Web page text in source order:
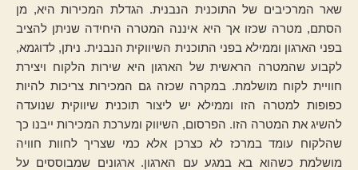
שאר המרכיבים של התוכנית הנבנית. הגדלת המכירות היא, מן
הסתם, מטרה שכזו אך היא איננה המטרה היחידה שניתן להציב
בפני הארגון וממילא בפני התוכנית השיווקית הנבנית. ניתן, לדוגמא,
לקבוע שהמטרה הראשית של הארגון היא שירות הלקוח ויצירת
חוויית לקוח מושלמת. במקרה שכזה גם המכירות צריכות להיות
כפופות למטרה הזו וממילא יש ליצור תוכנית שיווקית שנועדה
להשיג את המטרה הזו. הפרסום, השיווק ומערכת המכירות ייבנו כך
שהלקוח עומד במרכז לא כצרכן אלא כמי שצריך לחוות חוויה
מושלמת כשהוא בא במגע עם הארגון. ארגונים שמבוססים על